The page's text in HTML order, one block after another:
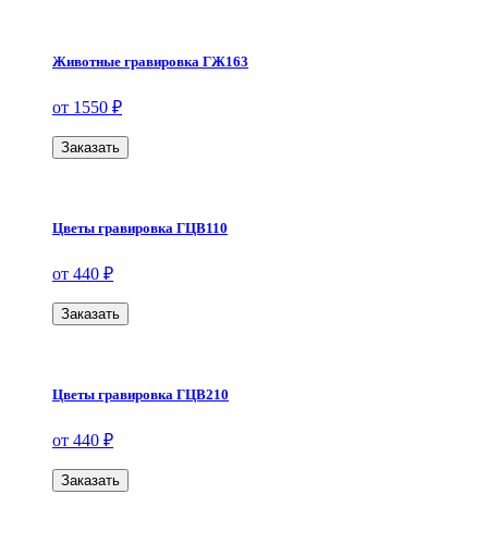
Животные гравировка ГЖ163
от 1550 ₽
Заказать
Цветы гравировка ГЦВ110
от 440 ₽
Заказать
Цветы гравировка ГЦВ210
от 440 ₽
Заказать